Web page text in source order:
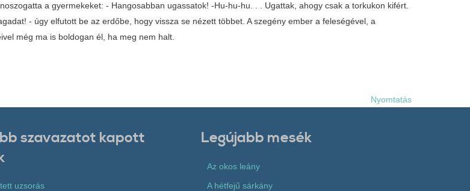
a gyermekeket: - Hangosabban ugassatok! -Hu-hu-hu. . . Ugattak, ahogy csak a torkukon kifért.
- úgy elfutott be az erdőbe, hogy vissza se nézett többet. A szegény ember a feleségével, a
még ma is boldogan él, ha meg nem halt.
Nyomtatás
szavazatot kapott
uzsorás
Legújabb mesék
Az okos leány
A hétfejű sárkány